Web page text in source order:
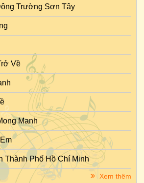
Trường Sơn Tây
Về
Manh
Thành Phố Hồ Chí Minh
Xem thêm